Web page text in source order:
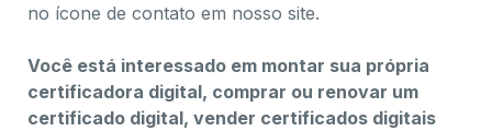
no ícone de contato em nosso site.
Você está interessado em montar sua própria
certificadora digital, comprar ou renovar um
certificado digital, vender certificados digitais